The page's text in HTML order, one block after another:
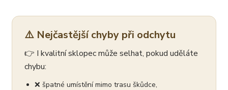
⚠️ Nejčastější chyby při odchytu
👉 I kvalitní sklopec může selhat, pokud uděláte
chybu:
❌ špatné umístění mimo trasu škůdce,